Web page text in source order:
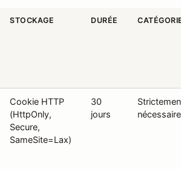
STOCKAGE DURÉE
Cookie HTTP
(HttpOnly,
Secure,
SameSite=Lax)
30
jours
nécessaire